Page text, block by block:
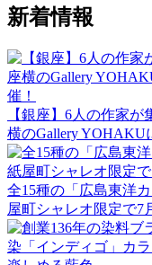
新着情報
【銀座】6人の作家
横のGallery YOHAKU
全15種の「広島東洋
屋町シャレオ限定で7